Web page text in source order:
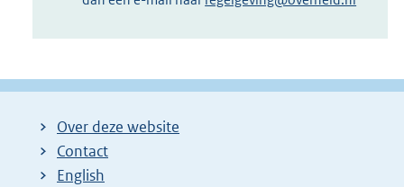
Over deze website
Contact
English